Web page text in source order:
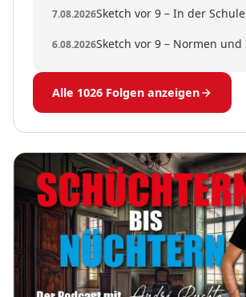
7.08.2026Sketch vor 9 – In der Schule
6.08.2026
Alle 1026 Folgen anzeigen